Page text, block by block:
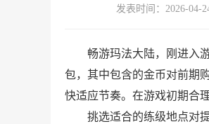
发表时间：2026-04-
畅游玛法大陆，刚进入
包，其中包含的金币对前期
快适应节奏。在游戏初期合
挑选适合的练级地点对